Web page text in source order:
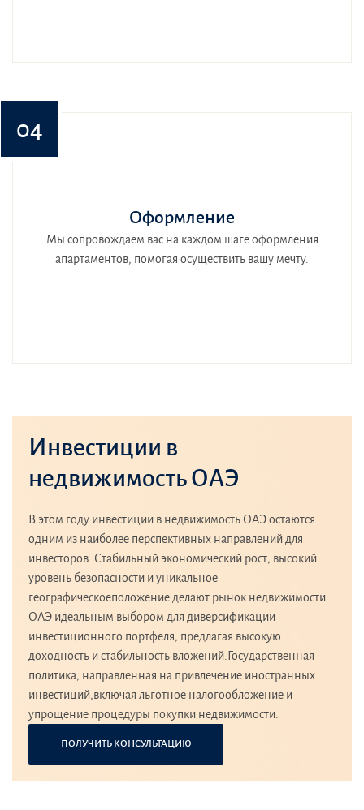
04
Оформление
Мы сопровождаем вас на каждом шаге оформления
апартаментов, помогая осуществить вашу мечту.
Инвестиции в
недвижимость ОАЭ
В этом году инвестиции в недвижимость ОАЭ остаются
одним из наиболее перспективных направлений для
инвесторов. Стабильный экономический рост, высокий
уровень безопасности и уникальное
географическоеположение делают рынок недвижимости
ОАЭ идеальным выбором для диверсификации
инвестиционного портфеля, предлагая высокую
доходность и стабильность вложений.Государственная
политика, направленная на привлечение иностранных
инвестиций,включая льготное налогообложение и
упрощение процедуры покупки недвижимости.
ПОЛУЧИТЬ КОНСУЛЬТАЦИЮ